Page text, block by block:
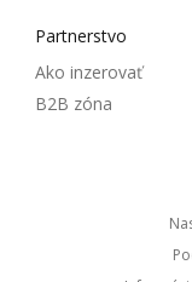
Partnerstvo
Ako inzerovať
B2B zóna